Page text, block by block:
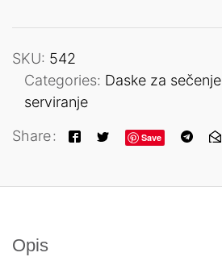
SKU: 542
Categories: Daske za sečenje
serviranje
Share
Save
Opis